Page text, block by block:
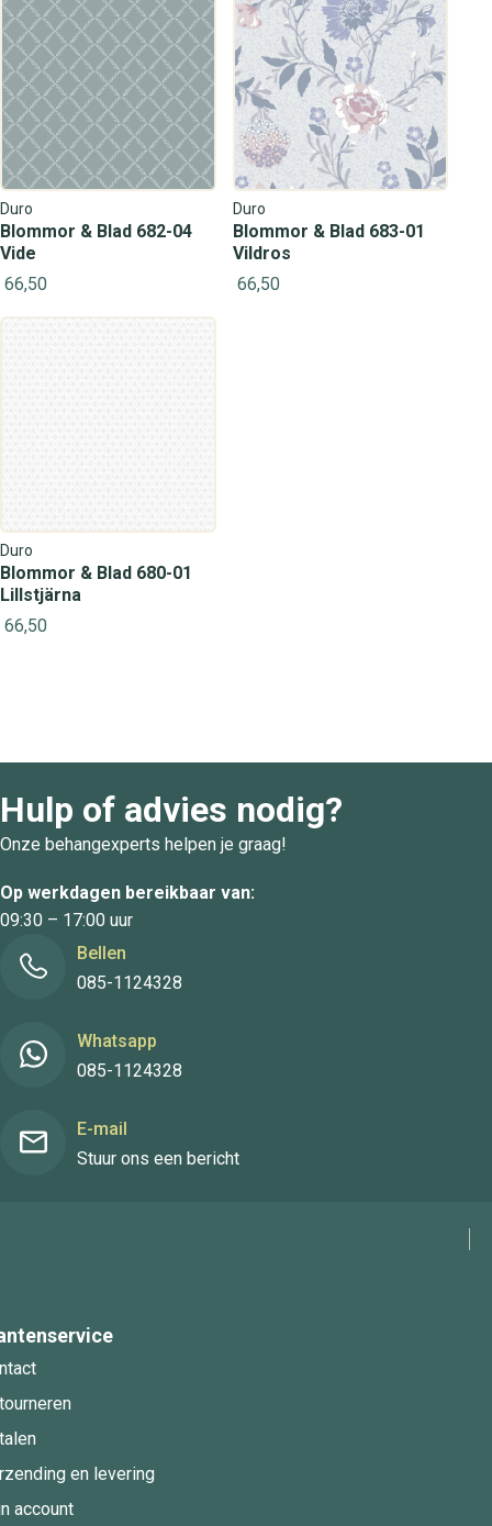
Duro
Blommor & Blad 682-04
Vide
66,50
Duro
Blommor & Blad 683-01
Vildros
66,50
Duro
Blommor & Blad 680-01
Lillstjärna
66,50
Hulp of advies nodig?
Onze behangexperts helpen je graag!
Op werkdagen bereikbaar van:
09:30 – 17:00 uur
Bellen
085-1124328
Whatsapp
085-1124328
E-mail
Stuur ons een bericht
en levering
account